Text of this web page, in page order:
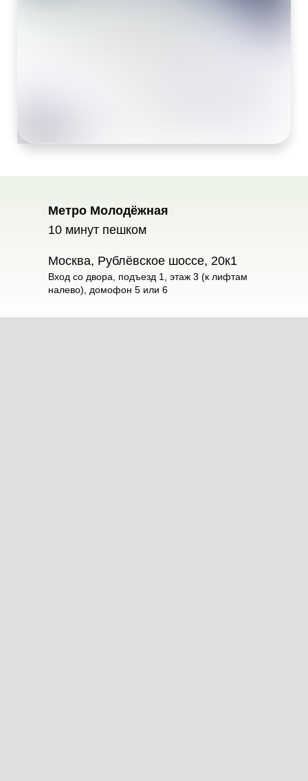
Метро Молодёжная
10 минут пешком
Москва, Рублёвское шоссе, 20к1
Вход со двора, подъезд 1, этаж 3 (к лифтам
налево), домофон 5 или 6